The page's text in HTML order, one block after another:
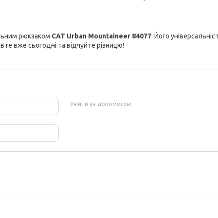
рюкзаком CAT Urban Mountaineer 84077. Його
вже сьогодні та відчуйте різницю!
Увійти за допомогою